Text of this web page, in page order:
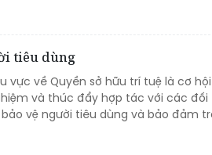
tiêu dùng
vực về Quyền sở hữu trí tuệ là cơ
và thúc đẩy hợp tác với các đối
vệ người tiêu dùng và bảo đảm